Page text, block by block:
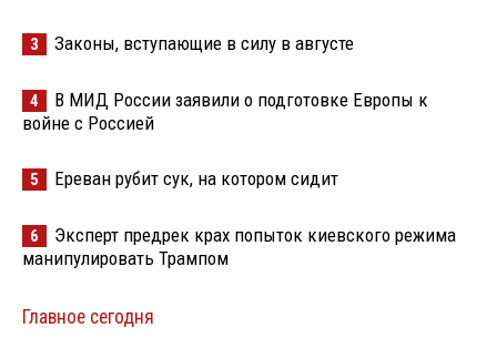
3 Законы, вступающие в силу в августе
4
В МИД России заявили о подготовке Европы к
войне с Россией
5 Ереван рубит сук, на котором сидит
6
Эксперт предрек крах попыток киевского режима
манипулировать Трампом
Главное сегодня